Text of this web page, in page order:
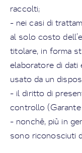
raccolti;
- nei casi di
al solo costo
titolare, in forma
elaboratore di dati
usato da un
- il diritto di
controllo (Garante
- nonché, più in
sono riconosciuti